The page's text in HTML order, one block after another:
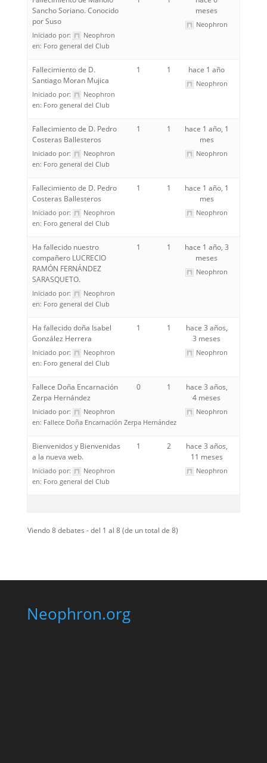
Sancho Soriano. Conocido
por Suso
Iniciado por:
Neophron
en: Foro general del Club
meses
Neophron
Fallecimiento de D.
Santiago Moran Mujica
Iniciado por:
Neophron
en: Foro general del Club
1 1 hace 1 año
Neophron
Fallecimiento de D. Pedro
Costeras Ballesteros
Iniciado por:
Neophron
en: Foro general del Club
1 1
hace 1 año, 1
mes
Neophron
Fallecimiento de D. Pedro
Costeras Ballesteros
Iniciado por:
Neophron
en: Foro general del Club
1 1
hace 1 año, 1
mes
Neophron
Ha fallecido nuestro
compañero LUCRECIO
RAMÓN FERNÁNDEZ
SARASQUETO.
Iniciado por:
Neophron
en: Foro general del Club
1 1
hace 1 año, 3
meses
Neophron
Ha fallecido doña Isabel
González Herrera
Iniciado por:
Neophron
en: Foro general del Club
1 1
hace 3 años,
3 meses
Neophron
Fallece Doña Encarnación
Zerpa Hernández
Iniciado por:
Neophron
en: Fallece Doña Encarnación Zerpa Hernández
0 1
hace 3 años,
4 meses
Neophron
Bienvenidos y Bienvenidas
a la nueva web.
Iniciado por:
Neophron
en: Foro general del Club
1 2
hace 3 años,
11 meses
Neophron
Viendo 8 debates - del 1 al 8 (de un total de 8)
Neophron.org